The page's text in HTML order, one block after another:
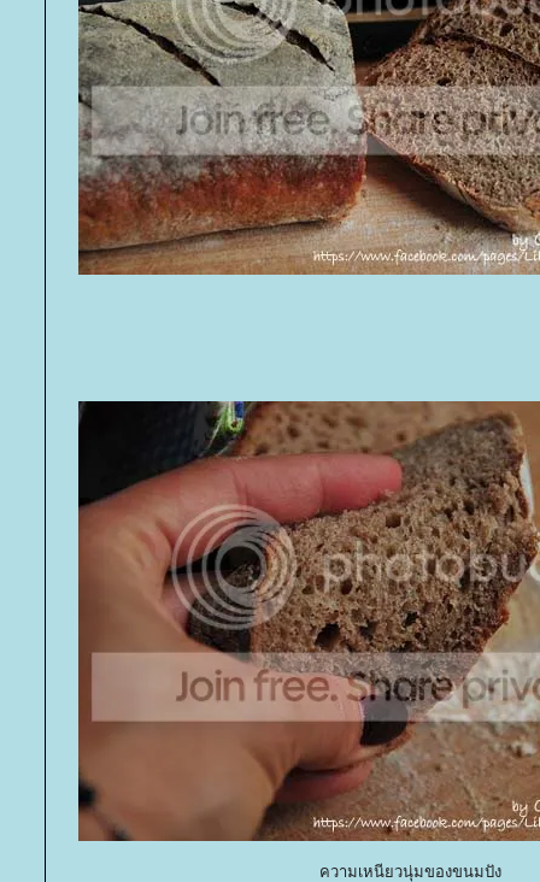
ความเหนียวนุ่มของขนมปัง